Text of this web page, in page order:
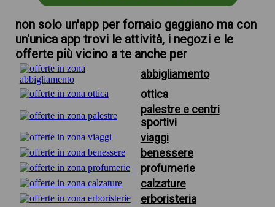
non solo un'app per fornaio gaggiano ma con
un'unica app trovi le attività, i negozi e le
offerte più vicino a te anche per
abbigliamento
ottica
palestre e centri
sportivi
viaggi
benessere
profumerie
calzature
erboristeria